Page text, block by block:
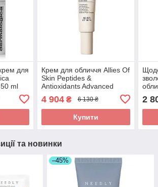
для
ml
Крем для обличчя Allies Of
Skin Peptides &
Antioxidants Advanced
Firming Daily Treatment, 48
мл
4 904₴ 6 130 ₴
Купити
2
та новинки
–45%